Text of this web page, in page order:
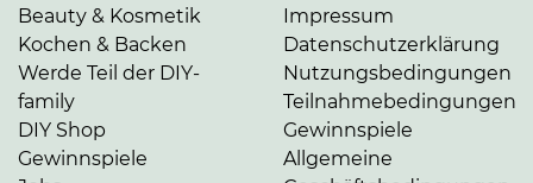
Beauty & Kosmetik
Kochen & Backen
Werde Teil der DIY-
family
DIY Shop
Gewinnspiele
Impressum
Datenschutzerklärung
Nutzungsbedingungen
Teilnahmebedingungen
Gewinnspiele
Allgemeine